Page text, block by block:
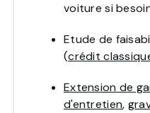
voiture si
Etude de
(crédit
Extension de
d'entretien,